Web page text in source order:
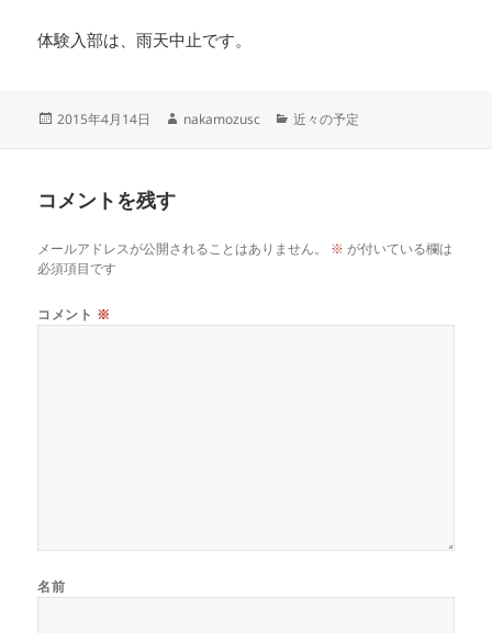
体験入部は、雨天中止です。
投
2015年4月14日
作
nakamozusc
カ
近々の予定
コメントを残す
メールアドレスが公開されることはありません。 ※ が付いている欄は
必須項目です
コメント ※
名前